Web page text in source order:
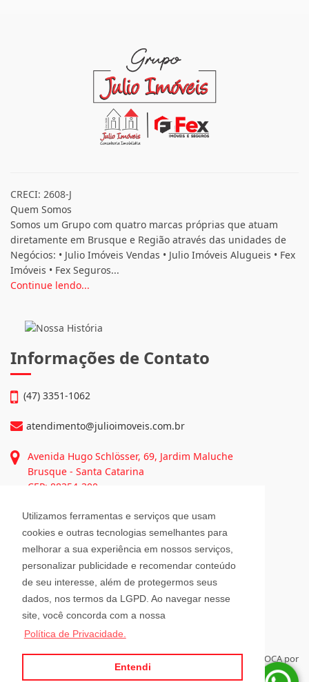
Utilizamos ferramentas e serviços que usam
cookies e outras tecnologias semelhantes para
melhorar a sua experiência em nossos serviços,
personalizar publicidade e recomendar conteúdo
de seu interesse, além de protegermos seus
dados, nos termos da LGPD. Ao navegar nesse
site, você concorda com a nossa
Política de Privacidade.
Entendi
CRECI: 2608-J
Quem Somos
Somos um Grupo com quatro marcas próprias que atuam
diretamente em Brusque e Região através das unidades de
Negócios: • Julio Imóveis Vendas • Julio Imóveis Alugueis • Fex
Imóveis • Fex Seguros...
Continue lendo...
Informações de Contato
(47) 3351-1062
atendimento@julioimoveis.com.br
Avenida Hugo Schlösser, 69, Jardim Maluche
Brusque - Santa Catarina
CEP: 88354-300
Horário de Atendimento
Segunda a Sexta-Feira
08h00 - 12h00 e 13h30 - 18h00
Sábado
08h30 - 12h00
Para administrar seus imóveis á distância, tenha sempre a RELOCA por